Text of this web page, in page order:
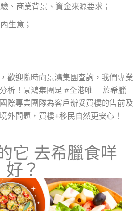
、商業背景、資金來源要求；
生意；
歡迎隨時向景鴻集團查詢，我們專業
析！景鴻集團是 #全港唯一 於希臘
際專業團隊為客戶辦妥買樓的售前及
外問題 ，買樓+移民自然更安心！
它 去希臘食咩
好？